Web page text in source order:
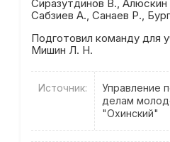
Сиразутдинов В.,
Сабзиев А., Санаев Р.,
Подготовил команду для
Мишин Л. Н.
Источник:
Управление
делам
"Охинский"